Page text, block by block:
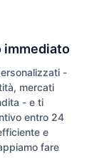
immediato
-
mercati
- e ti
entro 24
e
fare